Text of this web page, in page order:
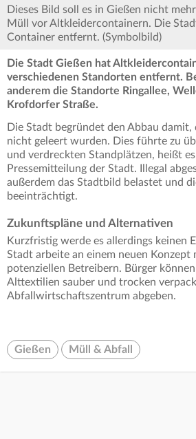
Dieses Bild soll es in Gießen nicht
Müll vor Altkleidercontainern. Die
Container entfernt. (Symbolbild)
Die Stadt Gießen hat
verschiedenen Standorten entfernt.
anderem die Standorte Ringallee,
Krofdorfer Straße.
Die Stadt begründet den Abbau
nicht geleert wurden. Dies führte zu
und verdreckten Standplätzen, heißt
Pressemitteilung der Stadt. Illegal
außerdem das Stadtbild belastet und
beeinträchtigt.
Zukunftspläne und Alternativen
Kurzfristig werde es allerdings keinen
Stadt arbeite an einem neuen Konzept
potenziellen Betreibern. Bürger
Alttextilien sauber und trocken
Abfallwirtschaftszentrum abgeben.
Gießen Müll & Abfall